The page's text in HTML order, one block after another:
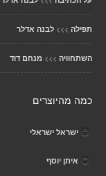
תפילה >>> לבנה אדלר
השתחוויה >>> מנחם דוד
כמה מהיוצרים
ישראל ישראלי
איתן יוסף